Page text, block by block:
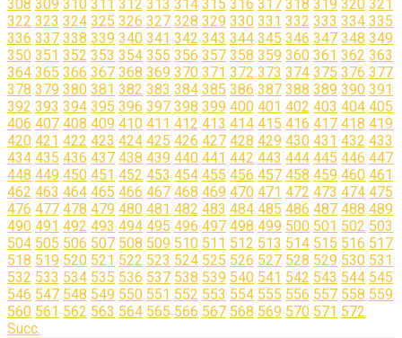
308 309 310 311 312 313 314 315 316 317 318 319 320 321
322 323 324 325 326 327 328 329 330 331 332 333 334 335
336 337 338 339 340 341 342 343 344 345 346 347 348 349
350 351 352 353 354 355 356 357 358 359 360 361 362 363
364 365 366 367 368 369 370 371 372 373 374 375 376 377
378 379 380 381 382 383 384 385 386 387 388 389 390 391
392 393 394 395 396 397 398 399 400 401 402 403 404 405
406 407 408 409 410 411 412 413 414 415 416 417 418 419
420 421 422 423 424 425 426 427 428 429 430 431 432 433
434 435 436 437 438 439 440 441 442 443 444 445 446 447
448 449 450 451 452 453 454 455 456 457 458 459 460 461
462 463 464 465 466 467 468 469 470 471 472 473 474 475
476 477 478 479 480 481 482 483 484 485 486 487 488 489
490 491 492 493 494 495 496 497 498 499 500 501 502 503
504 505 506 507 508 509 510 511 512 513 514 515 516 517
518 519 520 521 522 523 524 525 526 527 528 529 530 531
532 533 534 535 536 537 538 539 540 541 542 543 544 545
546 547 548 549 550 551 552 553 554 555 556 557 558 559
560 561 562 563 564 565 566 567 568 569 570 571 572
Succ.